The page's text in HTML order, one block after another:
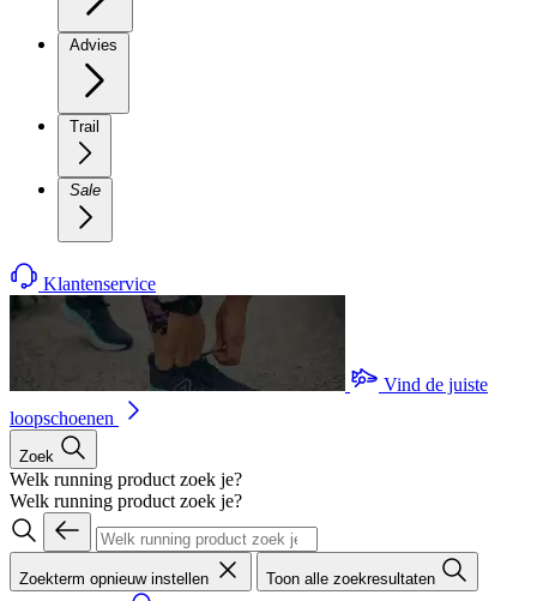
Advies
Trail
Sale
Klantenservice
Vind de juiste
loopschoenen
Zoek
Welk running product zoek je?
Welk running product zoek je?
Zoekterm opnieuw instellen Toon alle zoekresultaten